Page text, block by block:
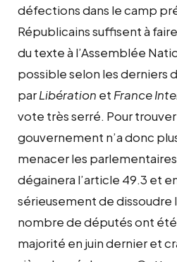
défections dans le camp
Républicains suffisent à
du texte à l’Assemblée
possible selon les derniers
parLibération et France
vote très serré. Pour
gouvernement n’a donc
menacer les
dégainera l’article 49.3 et
sérieusement de dissoudre
nombre de députés ont été
majorité en juin dernier et